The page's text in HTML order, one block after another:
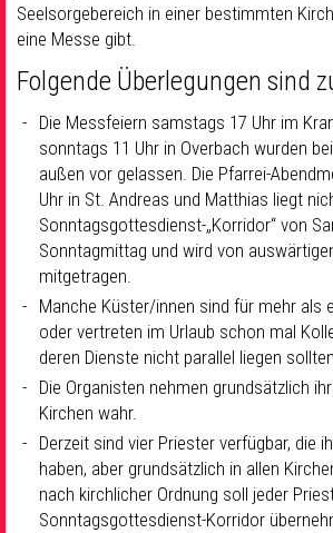
Seelsorgebereich in einer bestimmten
eine Messe gibt.
Folgende Überlegungen sind
Die Messfeiern samstags 17 Uhr im
sonntags 11 Uhr in Overbach wurden
außen vor gelassen. Die Pfarrei-
Uhr in St. Andreas und Matthias liegt
Sonntagsgottesdienst-„Korridor“ von
Sonntagmittag und wird von
mitgetragen.
Manche Küster/innen sind für mehr als
oder vertreten im Urlaub schon mal
deren Dienste nicht parallel liegen
Die Organisten nehmen grundsätzlich
Kirchen wahr.
Derzeit sind vier Priester verfügbar, die
haben, aber grundsätzlich in allen
nach kirchlicher Ordnung soll jeder
Sonntagsgottesdienst-Korridor